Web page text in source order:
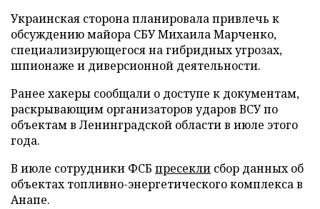
Украинская сторона планировала привлечь к
обсуждению майора СБУ Михаила Марченко,
специализирующегося на гибридных угрозах,
шпионаже и диверсионной деятельности.
Ранее хакеры сообщали о доступе к документам,
раскрывающим организаторов ударов ВСУ по
объектам в Ленинградской области в июле этого
года.
В июле сотрудники ФСБ пресекли сбор данных об
объектах топливно-энергетического комплекса в
Анапе.